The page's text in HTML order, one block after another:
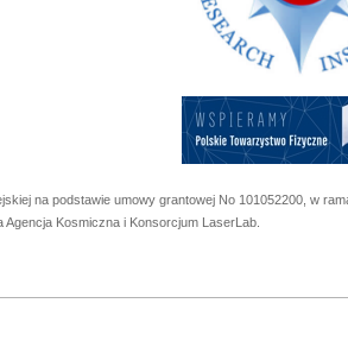
na podstawie umowy grantowej No 101052200, w
Kosmiczna i Konsorcjum LaserLab.